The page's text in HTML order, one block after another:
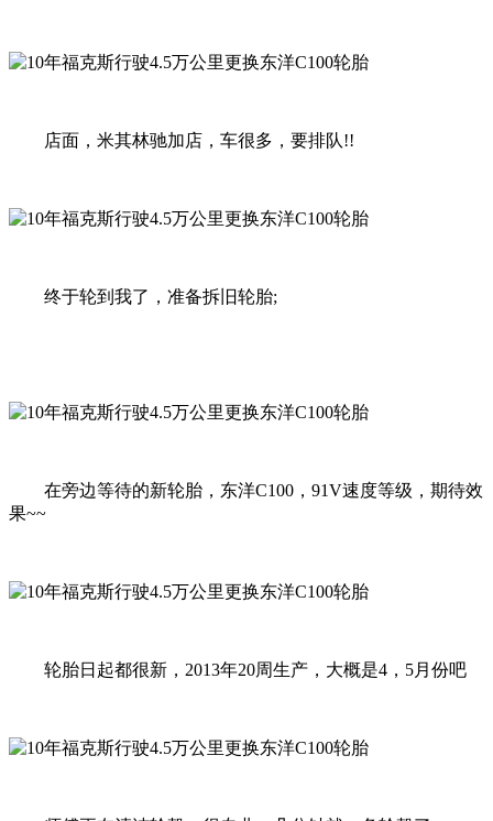
店面，米其林驰加店，车很多，要排队!!
终于轮到我了，准备拆旧轮胎;
在旁边等待的新轮胎，东洋C100，91V速度等级，期待效
果~~
轮胎日起都很新，2013年20周生产，大概是4，5月份吧